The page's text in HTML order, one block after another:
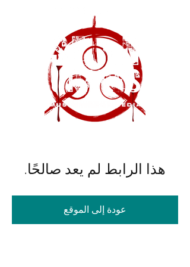
هذا الرابط لم يعد صالحًا.
عودة إلى الموقع